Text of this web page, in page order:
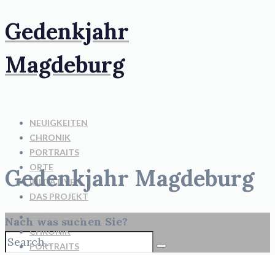
Gedenkjahr
Magdeburg
NEUIGKEITEN
CHRONIK
PORTRAITS
ORTE
INITIATIVEN
DAS PROJEKT
Nach was suchen Sie?
Gedenkjahr Magdeburg
NEUIGKEITEN
CHRONIK
PORTRAITS